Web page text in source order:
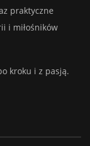
praktyczne
i miłośników
kroku i z pasją.